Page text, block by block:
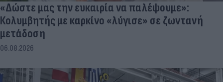
«Δώστε μας την ευκαιρία να παλέψουμε»:
Κολυμβητής με καρκίνο «λύγισε» σε ζωντανή
μετάδοση
06.08.2026